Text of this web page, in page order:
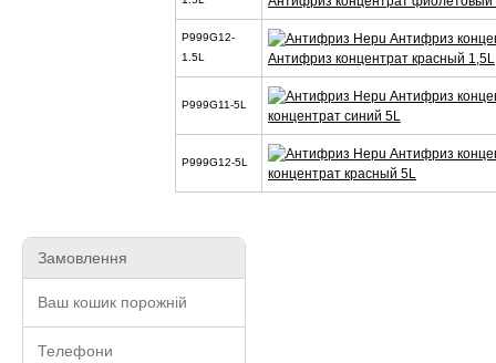
P999G12-
1.5L
Антифриз концентрат красный 1,5L
P999G11-5L
концентрат синий 5L
P999G12-5L
концентрат красный 5L
Замовлення
Ваш кошик порожній
Телефони